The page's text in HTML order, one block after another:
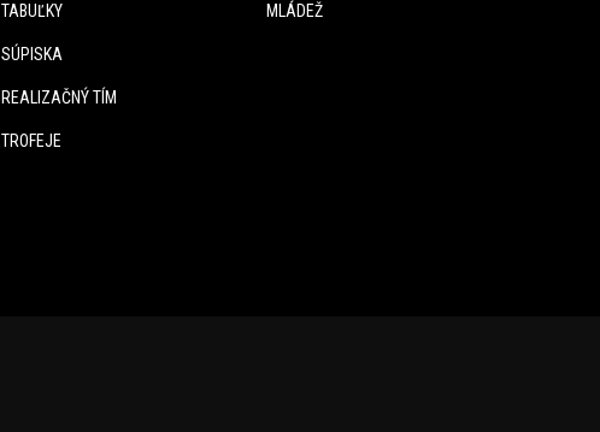
TABUĽKY
SÚPISKA
REALIZAČNÝ TÍM
TROFEJE
MLÁDEŽ